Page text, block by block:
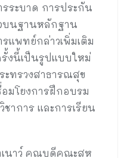
ระบาด การประกัน
นฐานหลักฐาน
แพทย์กล่าวเพิ่มเติม
งนี้เป็นรูปแบบใหม่
ะทรวงสาธารณสุข
มโยงการฝึกอบรม
าการ และการเรียน
เนาว์ คณบดีคณะสห